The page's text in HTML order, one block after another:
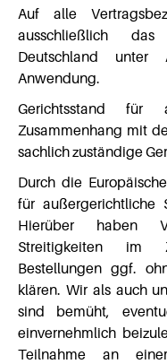
Auf alle
ausschließlich
Deutschland unter
Anwendung.
Gerichtsstand für
Zusammenhang mit
sachlich zuständige
Durch die
für außergerichtliche
Hierüber haben
Streitigkeiten im
Bestellungen ggf.
klären. Wir als auch
sind bemüht,
einvernehmlich
Teilnahme an